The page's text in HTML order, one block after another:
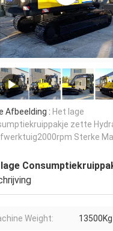
Afbeelding : Het lage
zette
Sterke
lage
Weight: 13500Kg